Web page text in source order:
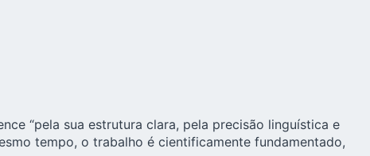
“pela sua estrutura clara, pela precisão linguística e
tempo, o trabalho é cientificamente fundamentado,